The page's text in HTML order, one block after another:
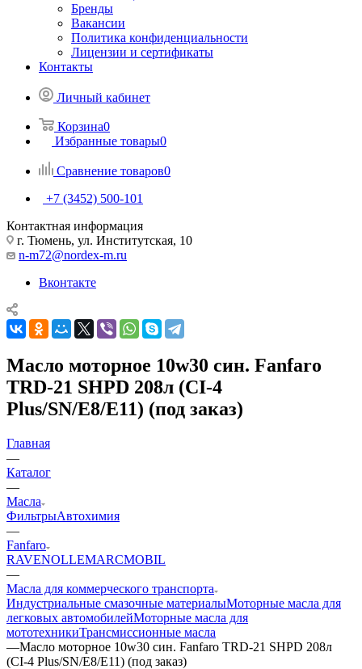
Бренды
Вакансии
Политика конфиденциальности
Лицензии и сертификаты
Контакты
Личный кабинет
Корзина0
Избранные товары0
Сравнение товаров0
+7 (3452) 500-101
Контактная информация
г. Тюмень, ул. Институтская, 10
n-m72@nordex-m.ru
Вконтакте
Масло моторное 10w30 син. Fanfaro
TRD-21 SHPD 208л (CI-4
Plus/SN/E8/E11) (под заказ)
Главная
—
Каталог
—
Масла
ФильтрыАвтохимия
—
Fanfaro
RAVENOLLEMARCMOBIL
—
Масла для коммерческого транспорта
Индустриальные смазочные материалыМоторные масла для
легковых автомобилейМоторные масла для
мототехникиТрансмиссионные масла
—Масло моторное 10w30 син. Fanfaro TRD-21 SHPD 208л
(CI-4 Plus/SN/E8/E11) (под заказ)